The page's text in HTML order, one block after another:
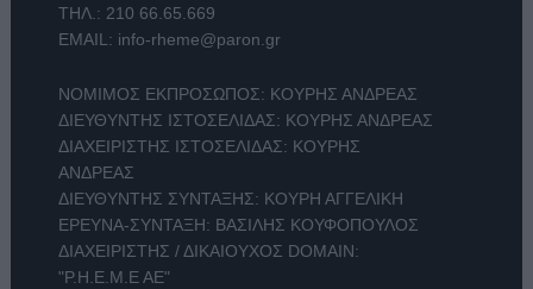
ΤΗΛ.: 210 66.65.669
EMAIL: info-rheme@paron.gr
ΝΟΜΙΜΟΣ ΕΚΠΡΟΣΩΠΟΣ: ΚΟΥΡΗΣ ΑΝΔΡΕΑΣ
ΔΙΕΥΘΥΝΤΗΣ ΙΣΤΟΣΕΛΙΔΑΣ: ΚΟΥΡΗΣ ΑΝΔΡΕΑΣ
ΔΙΑΧΕΙΡΙΣΤΗΣ ΙΣΤΟΣΕΛΙΔΑΣ: ΚΟΥΡΗΣ
ΑΝΔΡΕΑΣ
ΔΙΕΥΘΥΝΤΗΣ ΣΥΝΤΑΞΗΣ: ΚΟΥΡΗ ΑΓΓΕΛΙΚΗ
ΕΡΕΥΝΑ-ΣΥΝΤΑΞΗ: ΒΑΣΙΛΗΣ ΚΟΥΦΟΠΟΥΛΟΣ
ΔΙΑΧΕΙΡΙΣΤΗΣ / ΔΙΚΑΙΟΥΧΟΣ DOMAIN:
"Ρ.Η.Ε.Μ.Ε ΑΕ"